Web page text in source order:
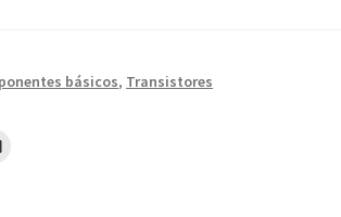
básicos, Transistores